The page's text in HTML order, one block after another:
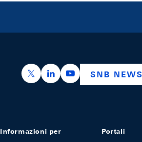
https://x.com/snb_bns
https://https://
SNB
Informazioni per Portali